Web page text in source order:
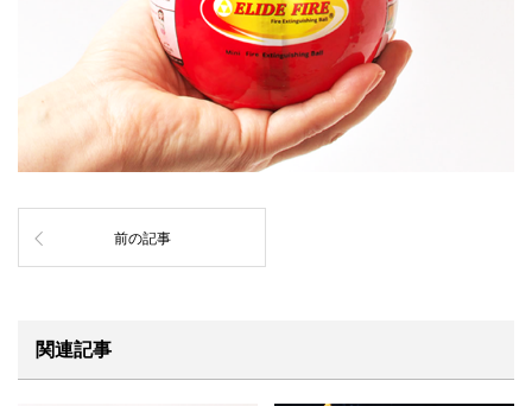
前の記事
関連記事